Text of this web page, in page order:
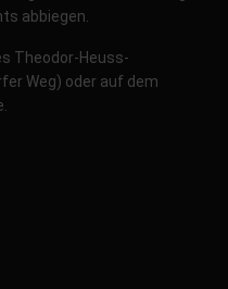
abbiegen.
Theodor-Heuss-
Weg) oder auf dem